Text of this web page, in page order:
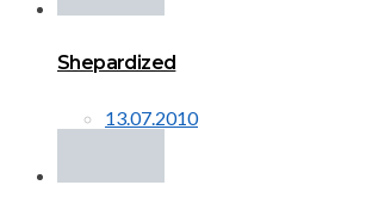
Shepardized
13.07.2010